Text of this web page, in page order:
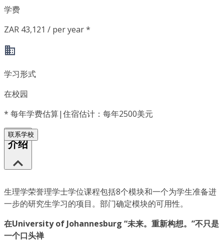
学费
ZAR 43,121 / per year *
学习形式
在校园
* 每年学费估算|住宿估计：每年2500美元
联系学校
介绍
生理学荣誉理学士学位课程包括8个模块和一个为学生准备进
一步的研究生学习的项目。部门确定模块的可用性。
在University of Johannesburg “未来。重新构想。”不只是
一个口头禅